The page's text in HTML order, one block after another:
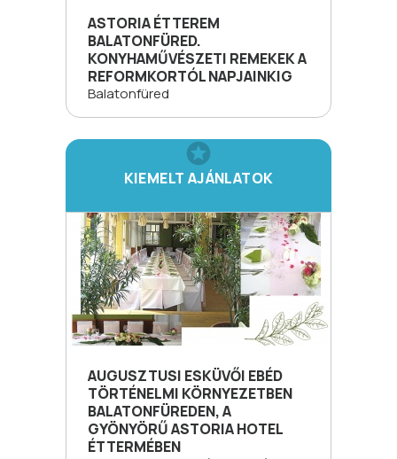
ASTORIA ÉTTEREM
BALATONFÜRED.
KONYHAMŰVÉSZETI REMEKEK A
REFORMKORTÓL NAPJAINKIG
Balatonfüred
KIEMELT AJÁNLATOK
AUGUSZTUSI ESKÜVŐI EBÉD
TÖRTÉNELMI KÖRNYEZETBEN
BALATONFÜREDEN, A
GYÖNYÖRŰ ASTORIA HOTEL
ÉTTERMÉBEN